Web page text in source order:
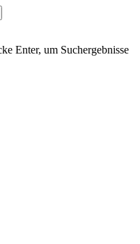
Enter, um Suchergebnisse